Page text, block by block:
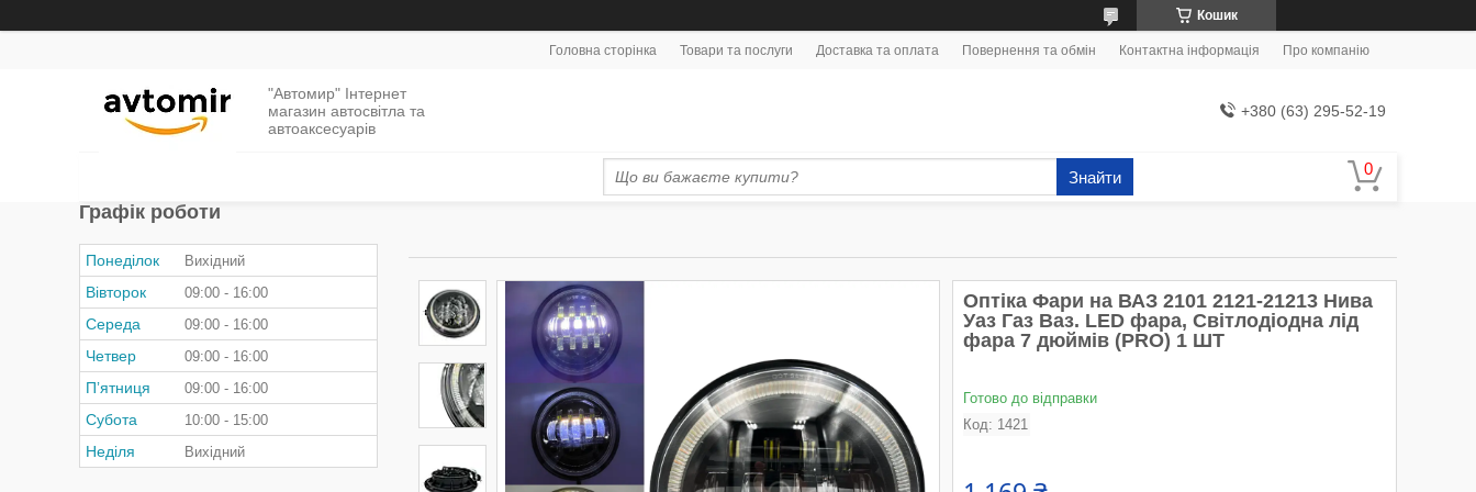
Кошик
Головна сторінка Товари та послуги Доставка та оплата Повернення та обмін Контактна інформація Про компанію
"Автомир" Інтернет
магазин автосвітла та
автоаксесуарів
+380 (63) 295-52-19
Знайти
Оптіка Фари на ВАЗ 2101 2121-21213 Нива
Уаз Газ Ваз. LED фара, Світлодіодна лід
фара 7 дюймів (PRO) 1 ШТ
Готово до відправки
Код: 1421
Графік роботи
Понеділок Вихідний
Вівторок 09:00 16:00
Середа 09:00 16:00
Четвер 09:00 16:00
Пʼятниця 09:00 16:00
Субота 10:00 15:00
Неділя Вихідний